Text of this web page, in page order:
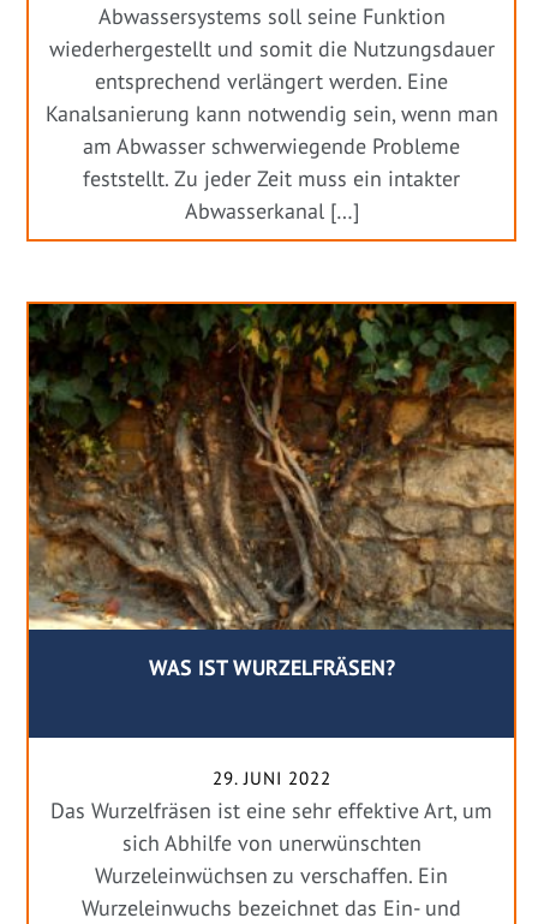
Abwassersystems soll seine Funktion
wiederhergestellt und somit die Nutzungsdauer
entsprechend verlängert werden. Eine
Kanalsanierung kann notwendig sein, wenn man
am Abwasser schwerwiegende Probleme
feststellt. Zu jeder Zeit muss ein intakter
Abwasserkanal […]
WAS IST WURZELFRÄSEN?
29. JUNI 2022
Das Wurzelfräsen ist eine sehr effektive Art, um
sich Abhilfe von unerwünschten
Wurzeleinwüchsen zu verschaffen. Ein
Wurzeleinwuchs bezeichnet das Ein- und